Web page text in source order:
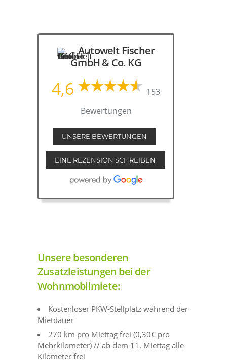
Autowelt Fischer
GmbH & Co. KG
4,6
153
Bewertungen
UNSERE BEWERTUNGEN
EINE REZENSION SCHREIBEN
Unsere besonderen
Zusatzleistungen bei der
Wohnmobilmiete:
Kostenloser PKW-Stellplatz während der
Mietdauer
270 km pro Miettag frei (0,30€ pro
Mehrkilometer) // ab dem 11. Miettag alle
Kilometer frei